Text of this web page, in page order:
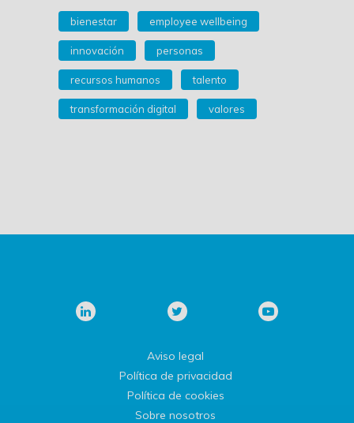
bienestar employee wellbeing
innovación personas
recursos humanos talento
transformación digital valores
Aviso legal
Política de privacidad
Política de cookies
Sobre nosotros